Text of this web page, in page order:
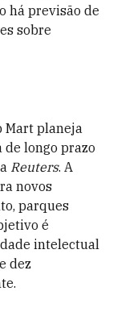
há previsão de
sobre
Mart planeja
longo prazo
Reuters. A
novos
parques
é
intelectual
dez